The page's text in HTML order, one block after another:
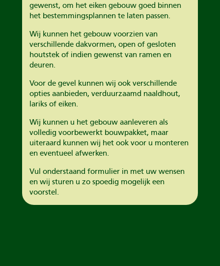
gewenst, om het eiken gebouw goed binnen
het bestemmingsplannen te laten passen.
Wij kunnen het gebouw voorzien van
verschillende dakvormen, open of gesloten
houtstek of indien gewenst van ramen en
deuren.
Voor de gevel kunnen wij ook verschillende
opties aanbieden, verduurzaamd naaldhout,
lariks of eiken.
Wij kunnen u het gebouw aanleveren als
volledig voorbewerkt bouwpakket, maar
uiteraard kunnen wij het ook voor u monteren
en eventueel afwerken.
Vul onderstaand formulier in met uw wensen
en wij sturen u zo spoedig mogelijk een
voorstel.